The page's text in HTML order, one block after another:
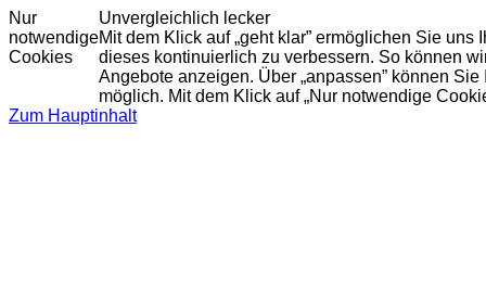
Nur
notwendige
Cookies
Unvergleichlich lecker
Mit dem Klick auf „geht klar” ermöglichen Sie
dieses kontinuierlich zu verbessern. So können
Angebote anzeigen. Über „anpassen” können
möglich. Mit dem Klick auf „Nur notwendige
Zum Hauptinhalt